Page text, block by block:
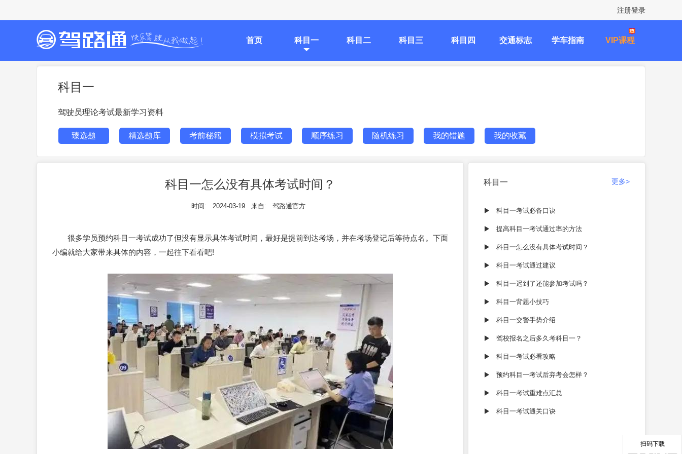
扫码下载
注册登录
首页 科目一 科目二 科目三 科目四 交通标志 学车指南 VIP课程
科目一
驾驶员理论考试最新学习资料
臻选题 精选题库 考前秘籍 模拟考试 顺序练习 随机练习 我的错题 我的收藏
科目一怎么没有具体考试时间？
时间: 2024-03-19 来自: 驾路通官方
很多学员预约科目一考试成功了但没有显示具体考试时间，最好是提前到达考场，并在考场登记后等待点名。下面
小编就给大家带来具体的内容，一起往下看看吧!
科目一 更多>
科目一考试必备口诀
提高科目一考试通过率的方法
科目一怎么没有具体考试时间？
科目一考试通过建议
科目一迟到了还能参加考试吗？
科目一背题小技巧
科目一交警手势介绍
驾校报名之后多久考科目一？
科目一考试必看攻略
预约科目一考试后弃考会怎样？
科目一考试重难点汇总
科目一考试通关口诀